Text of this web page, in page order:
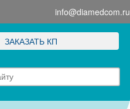
info@diamedcom.ru
ЗАКАЗАТЬ КП